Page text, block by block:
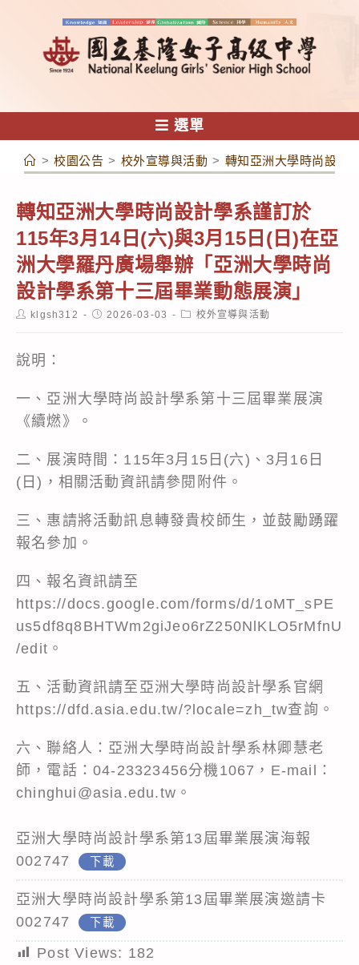
容
選單
> 校園公告 > 校外宣導與活動 > 轉知亞洲大學時尚設計
轉知亞洲大學時尚設計學系謹訂於
115年3月14日(六)與3月15日(日)在亞
洲大學羅丹廣場舉辦「亞洲大學時尚
設計學系第十三屆畢業動態展演」
Postklgsh312
Post2026-03-03
Post校外宣導與活動
說明：
一、亞洲大學時尚設計學系第十三屆畢業展演
《續燃》。
二、展演時間：115年3月15日(六)、3月16日
(日)，相關活動資訊請參閱附件。
三、惠請將活動訊息轉發貴校師生，並鼓勵踴躍
報名參加。
四、報名資訊請至
https://docs.google.com/forms/d/1oMT_sPE
us5df8q8BHTWm2giJeo6rZ250NlKLO5rMfnU
/edit。
五、活動資訊請至亞洲大學時尚設計學系官網
https://dfd.asia.edu.tw/?locale=zh_tw查詢。
六、聯絡人：亞洲大學時尚設計學系林卿慧老
師，電話：04-23323456分機1067，E-mail：
chinghui@asia.edu.tw。
亞洲大學時尚設計學系第13屆畢業展演海報
002747
下載
亞洲大學時尚設計學系第13屆畢業展演邀請卡
002747
下載
Post Views: 182